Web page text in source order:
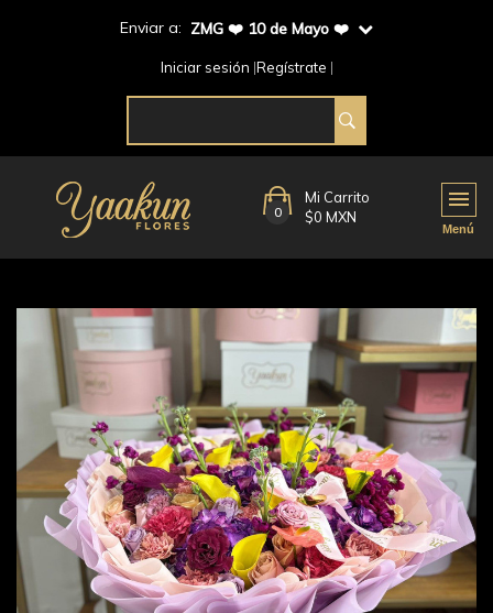
Enviar a: ZMG ❤️ 10 de Mayo ❤️
Iniciar sesión Regístrate
0
Mi Carrito
$0 MXN